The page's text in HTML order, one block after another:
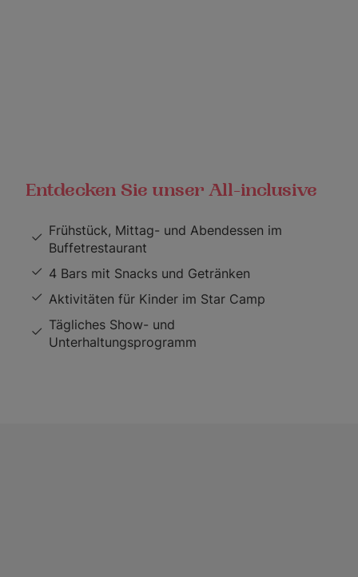
Entdecken Sie unser All-inclusive
Frühstück, Mittag- und Abendessen im
Buffetrestaurant
4 Bars mit Snacks und Getränken
Aktivitäten für Kinder im Star Camp
Tägliches Show- und
Unterhaltungsprogramm